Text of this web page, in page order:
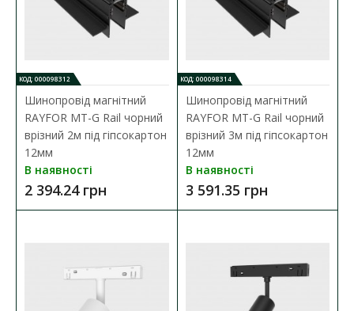
2 394.24 грн
ДО КОШИКА
В порівняння
В закладки
КОД: 000098312
Шинопровід магнітний
RAYFOR MT-G Rail чорний
врізний 2м під гіпсокартон
12мм
В наявності
2 394.24 грн
КОД: 000098314
Шинопровід магнітний
RAYFOR MT-G Rail чорний
врізний 3м під гіпсокартон
12мм
В наявності
3 591.35 грн